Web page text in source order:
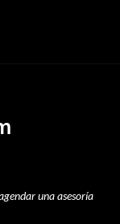
una asesoría